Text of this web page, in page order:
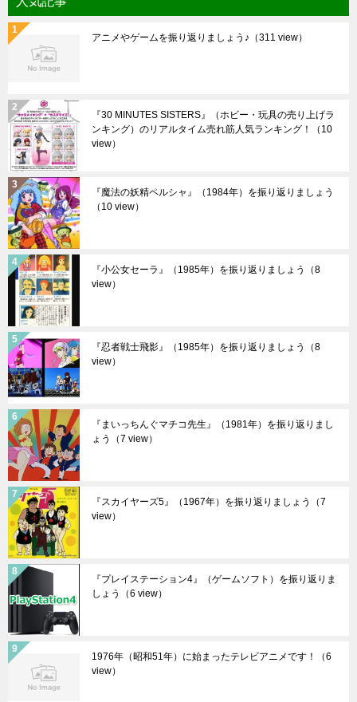
アニメやゲームを振り返りましょう♪ （311 view）
『30 MINUTES SISTERS』（ホビー・玩具の売り上げラ
ンキング）のリアルタイム売れ筋人気ランキング！
（10
view）
『魔法の妖精ペルシャ』（1984年）を振り返りましょう
（10 view）
『小公女セーラ』（1985年）を振り返りましょう
（8
view）
『忍者戦士飛影』（1985年）を振り返りましょう
（8
view）
『まいっちんぐマチコ先生』（1981年）を振り返りまし
ょう
（7 view）
『スカイヤーズ5』（1967年）を振り返りましょう
（7
view）
『プレイステーション4』（ゲームソフト）を振り返りま
しょう
（6 view）
1976年（昭和51年）に始まったテレビアニメです！
（6
view）